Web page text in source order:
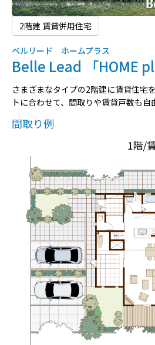
2階建 賃貸併用住宅
ベルリード ホームプラス
Belle Lead 「HOME
さまざまなタイプの2階建に賃貸住宅
トに合わせて、間取りや賃貸戸数も自
間取り例